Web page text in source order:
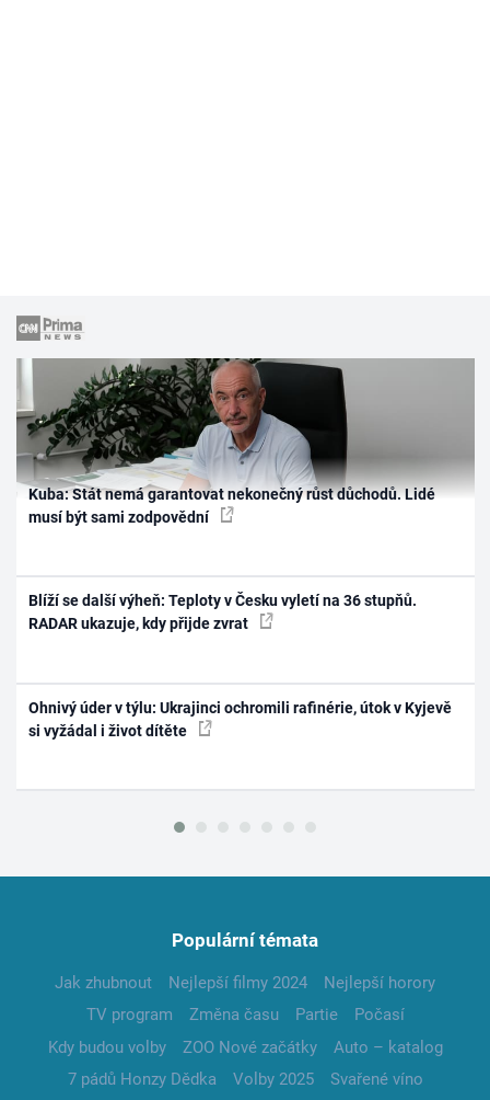
Kuba: Stát nemá garantovat nekonečný růst důchodů. Lidé
musí být sami zodpovědní
Blíží se další výheň: Teploty v Česku vyletí na 36 stupňů.
RADAR ukazuje, kdy přijde zvrat
Ohnivý úder v týlu: Ukrajinci ochromili rafinérie, útok v Kyjevě
si vyžádal i život dítěte
Populární témata
Jak zhubnout Nejlepší filmy 2024
Nejlepší horory
TV program
Změna času Partie
Počasí
Kdy budou volby
ZOO Nové začátky
Auto – katalog
7 pádů Honzy Dědka
Volby 2025
Svařené víno